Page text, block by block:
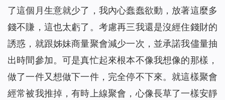
了這個月生意就少了，我內心蠢蠢欲動，放著這麼多
錢不賺，這也太虧了。考慮再三我還是沒經住錢財的
誘惑，就跟姊妹商量聚會減少一次，並承諾我儘量抽
出時間參加。可是真忙起來根本不像我想像的那樣，
做了一件又想做下一件，完全停不下來。就這樣聚會
經常被我推掉，有時上線聚會，心像長草了一樣安靜